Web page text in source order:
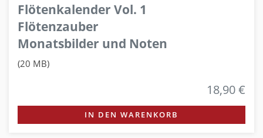
Flötenkalender Vol. 1
Flötenzauber
Monatsbilder und Noten
(20 MB)
18,90 €
IN DEN WARENKORB